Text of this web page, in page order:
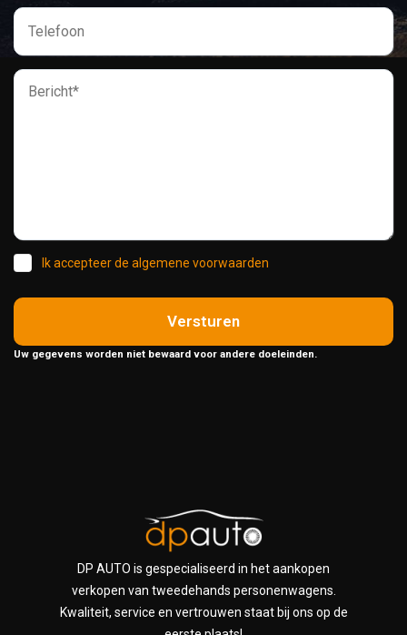
Ik accepteer de algemene voorwaarden
Versturen
Uw gegevens worden niet bewaard voor andere doeleinden.
DP AUTO is gespecialiseerd in het aankopen
verkopen van tweedehands personenwagens.
Kwaliteit, service en vertrouwen staat bij ons op de